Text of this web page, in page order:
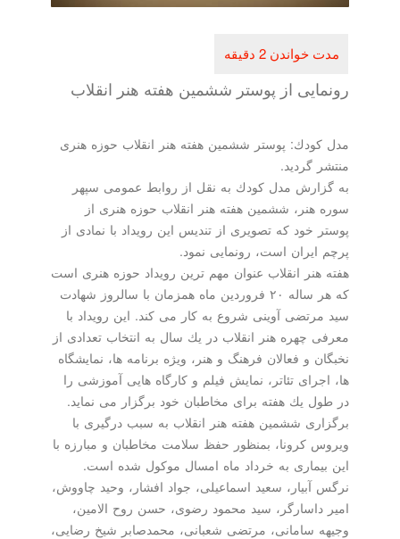
رونمایی از پوستر ششمین هفته هنر انقلاب
مدل كودك: پوستر ششمین هفته هنر انقلاب حوزه هنری
منتشر گردید.
به گزارش مدل كودك به نقل از روابط عمومی سپهر
سوره هنر، ششمین هفته هنر انقلاب حوزه هنری از
پوستر خود كه تصویری از تندیس این رویداد با نمادی از
پرچم ایران است، رونمایی نمود.
هفته هنر انقلاب عنوان مهم ترین رویداد حوزه هنری است
كه هر ساله ۲۰ فروردین ماه همزمان با سالروز شهادت
سید مرتضی آوینی شروع به كار می كند. این رویداد با
معرفی چهره هنر انقلاب در یك سال به انتخاب تعدادی از
نخبگان و فعالان فرهنگ و هنر، ویژه برنامه ها، نمایشگاه
ها، اجرای تئاتر، نمایش فیلم و كارگاه هایی آموزشی را
در طول یك هفته برای مخاطبان خود برگزار می نماید.
برگزاری ششمین هفته هنر انقلاب به سبب درگیری با
ویروس كرونا، بمنظور حفظ سلامت مخاطبان و مبارزه با
این بیماری به خرداد ماه امسال موكول شده است.
نرگس آبیار، سعید اسماعیلی، جواد افشار، وحید چاووش،
امیر داسارگر، سید محمود رضوی، حسن روح الامین،
وجیهه سامانی، مرتضی شعبانی، محمدصابر شیخ رضایی،